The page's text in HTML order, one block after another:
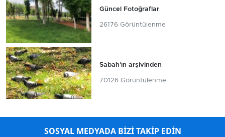
Güncel Fotoğraflar
26176 Görüntülenme
Sabah'ın arşivinden
70126 Görüntülenme
SOSYAL MEDYADA BİZİ TAKİP EDİN